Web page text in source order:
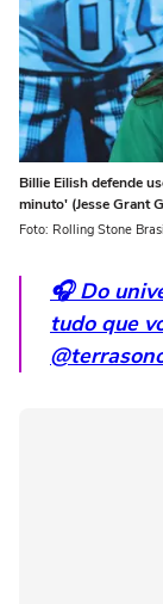
Billie Eilish defende
minuto' (Jesse Grant
Foto: Rolling Stone
🎧 Do
tudo que